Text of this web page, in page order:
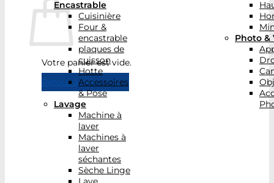
Votre panier est vide.
Retour à la boutique
Encastrable
Cuisinière
Four &
encastrable
plaques de
cuisson
Hotte
Accessoires
& Pose
Lavage
Machine à
laver
Machines à
laver
séchantes
Sèche Linge
Photo &